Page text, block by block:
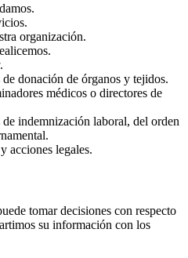
organización.
donación de órganos y tejidos.
médicos o directores de
indemnización laboral, del orden
acciones legales.
tomar decisiones con respecto
su información con los